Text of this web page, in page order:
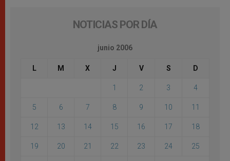
NOTICIAS POR DÍA
junio 2006
L M X J V S D
1 2 3 4
5 6 7 8 9 10 11
12 13 14 15 16 17 18
19 20 21 22 23 24 25